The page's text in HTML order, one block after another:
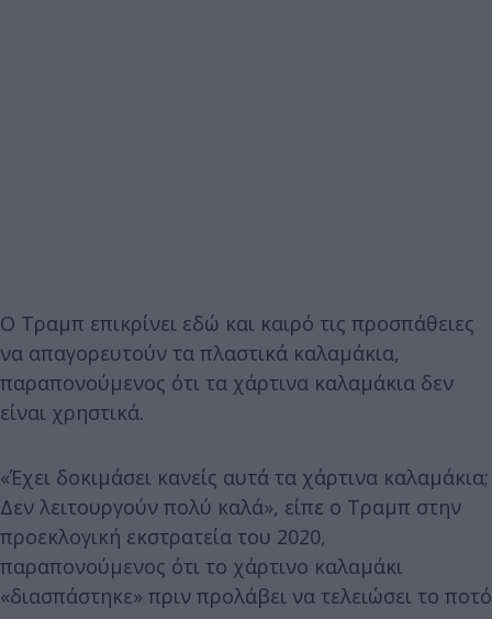
Ο Τραμπ επικρίνει εδώ και καιρό τις προσπάθειες
να απαγορευτούν τα πλαστικά καλαμάκια,
παραπονούμενος ότι τα χάρτινα καλαμάκια δεν
είναι χρηστικά.
«Έχει δοκιμάσει κανείς αυτά τα χάρτινα καλαμάκια;
Δεν λειτουργούν πολύ καλά», είπε ο Τραμπ στην
προεκλογική εκστρατεία του 2020,
παραπονούμενος ότι το χάρτινο καλαμάκι
«διασπάστηκε» πριν προλάβει να τελειώσει το ποτό